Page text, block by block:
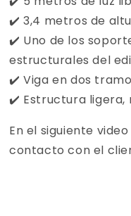
✔️ 3,4 metros de
✔️ Uno de los
estructurales del
✔️ Viga en dos
✔️ Estructura ligera,
En el siguiente
contacto con el